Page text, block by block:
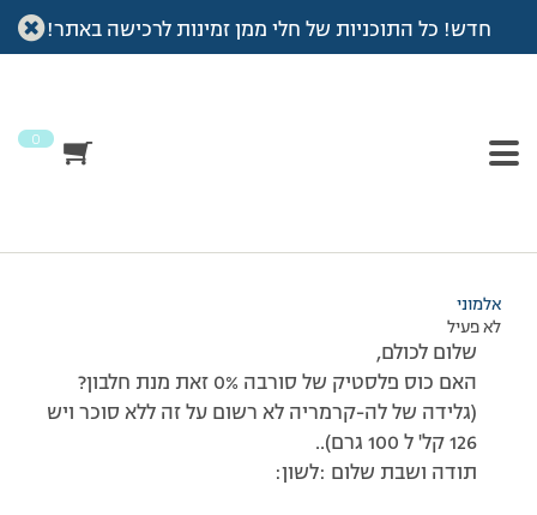
חדש! כל התוכניות של חלי ממן זמינות לרכישה באתר!
0
עמוד הבית >דיונים>פורום >גלידה
מוצגות 1 תגובות (מתוך 1 סה״כ)
אלמוני
לא פעיל
שלום לכולם,
האם כוס פלסטיק של סורבה 0% זאת מנת חלבון?
(גלידה של לה-קרמריה לא רשום על זה ללא סוכר ויש
126 קל' ל 100 גרם)..
תודה ושבת שלום :לשון: